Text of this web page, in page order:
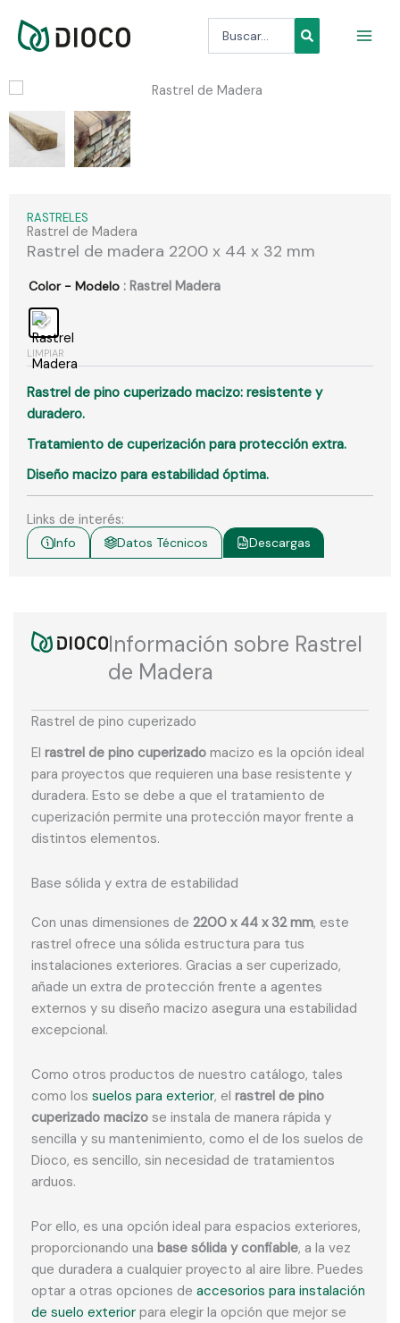
contenido
RASTRELES
Rastrel de Madera
Rastrel de madera 2200 x 44 x 32 mm
Color - Modelo : Rastrel Madera
LIMPIAR
Rastrel de pino cuperizado macizo: resistente y
duradero.
Tratamiento de cuperización para protección extra.
Diseño macizo para estabilidad óptima.
Links de interés:
Info Datos Técnicos Descargas
Información sobre Rastrel
de Madera
Rastrel de pino cuperizado
El rastrel de pino cuperizado macizo es la opción ideal
para proyectos que requieren una base resistente y
duradera. Esto se debe a que el tratamiento de
cuperización permite una protección mayor frente a
distintos elementos.
Base sólida y extra de estabilidad
Con unas dimensiones de 2200 x 44 x 32 mm, este
rastrel ofrece una sólida estructura para tus
instalaciones exteriores. Gracias a ser cuperizado,
añade un extra de protección frente a agentes
externos y su diseño macizo asegura una estabilidad
excepcional.
Como otros productos de nuestro catálogo, tales
como los suelos para exterior, el rastrel de pino
cuperizado macizo se instala de manera rápida y
sencilla y su mantenimiento, como el de los suelos de
Dioco, es sencillo, sin necesidad de tratamientos
arduos.
Por ello, es una opción ideal para espacios exteriores,
proporcionando una base sólida y confiable, a la vez
que duradera a cualquier proyecto al aire libre. Puedes
optar a otras opciones de accesorios para instalación
de suelo exterior para elegir la opción que mejor se